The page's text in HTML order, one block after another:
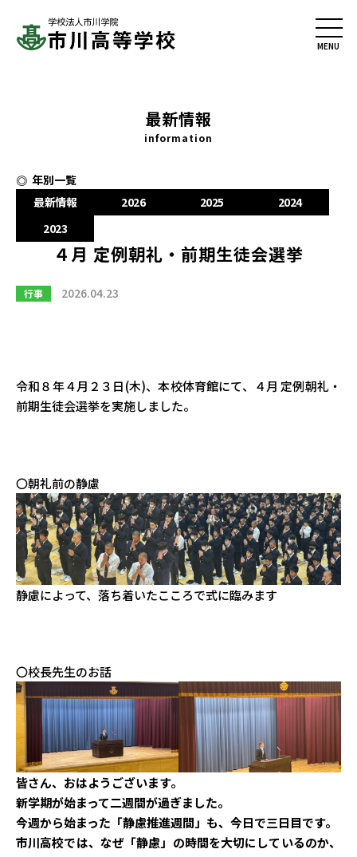
最新情報
information
年別一覧
最新情報
2026 2025
2024
2023
４月 定例朝礼・前期生徒会選挙
行事 2026.04.23
令和８年４月２３日(木)、本校体育館にて、４月 定例朝礼・
前期生徒会選挙を実施しました。
〇朝礼前の静慮
静慮によって、落ち着いたこころで式に臨みます
〇校長先生のお話
皆さん、おはようございます。
新学期が始まって二週間が過ぎました。
今週から始まった「静慮推進週間」も、今日で三日目です。
市川高校では、なぜ「静慮」の時間を大切にしているのか、